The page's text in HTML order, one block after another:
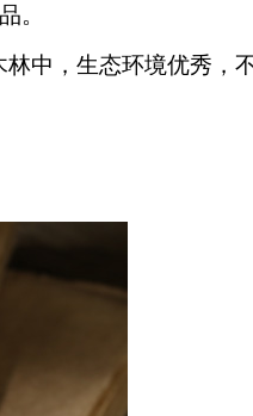
。
中，生态环境优秀，